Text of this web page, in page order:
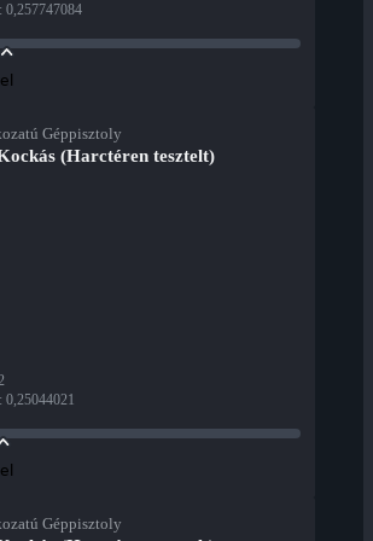
: 0,257747084
Géppisztoly
(Harctéren tesztelt)
: 0,25044021
Géppisztoly